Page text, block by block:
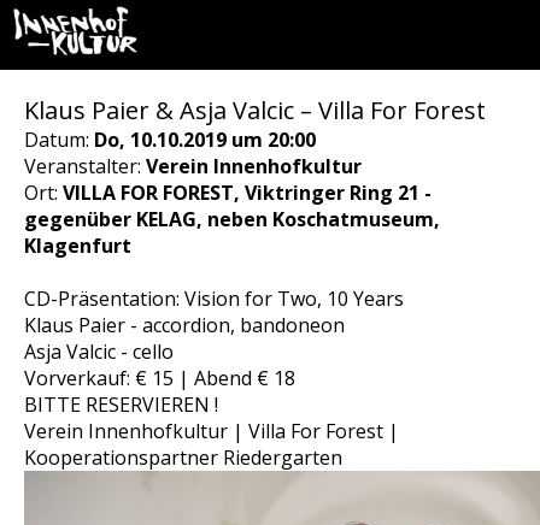
Klaus Paier & Asja Valcic – Villa For Forest
Datum: Do, 10.10.2019 um 20:00
Veranstalter: Verein Innenhofkultur
Ort: VILLA FOR FOREST, Viktringer Ring 21 -
gegenüber KELAG, neben Koschatmuseum,
Klagenfurt
CD-Präsentation: Vision for Two, 10 Years
Klaus Paier - accordion, bandoneon
Asja Valcic - cello
Vorverkauf: € 15 | Abend € 18
BITTE RESERVIEREN !
Verein Innenhofkultur | Villa For Forest |
Kooperationspartner Riedergarten